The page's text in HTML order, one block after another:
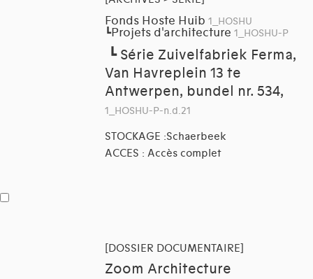
Fonds Hoste Huib 1_HOSHU
┗Projets d'architecture 1_HOSHU-P
┗ Série Zuivelfabriek Ferma,
Van Havreplein 13 te
Antwerpen, bundel nr. 534,
1_HOSHU-P-n.d.21
STOCKAGE :Schaerbeek
ACCES : Accès complet
[DOSSIER DOCUMENTAIRE]
Zoom Architecture